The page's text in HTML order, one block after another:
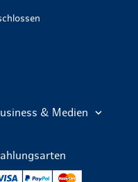
& Medien
VISA PayPal